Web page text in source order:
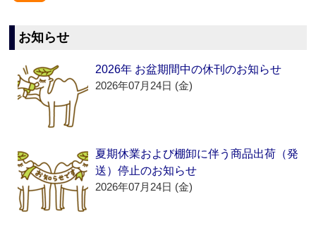
お知らせ
2026年 お盆期間中の休刊のお知らせ
2026年07月24日 (金)
夏期休業および棚卸に伴う商品出荷（発
送）停止のお知らせ
2026年07月24日 (金)